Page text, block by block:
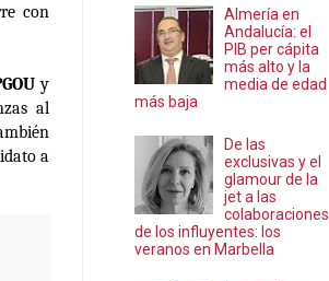
con
y
al
a
Almería en
Andalucía: el
PIB per cápita
más alto y la
media de edad
más baja
De las
exclusivas y el
glamour de la
jet a las
colaboraciones
de los influyentes: los
veranos en Marbella